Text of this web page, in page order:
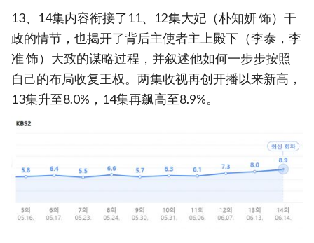
13、14集内容衔接了11、12集大妃（朴知妍 饰）干
政的情节，也揭开了背后主使者主上殿下（李泰，李
准 饰）大致的谋略过程，并叙述他如何一步步按照
自己的布局收复王权。两集收视再创开播以来新高，
13集升至8.0%，14集再飙高至8.9%。